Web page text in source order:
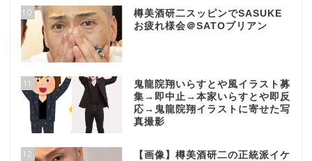
10
樽美酒研二スッピンでSASUKE
お疲れ様会＠SATOブリアン
11
鬼龍院翔いらすとや風イラスト募
集→即中止→本家いらすとや即反
応→鬼龍院翔イラストに寄せた写
真撮影
12
【画像】樽美酒研二の正統派イケ